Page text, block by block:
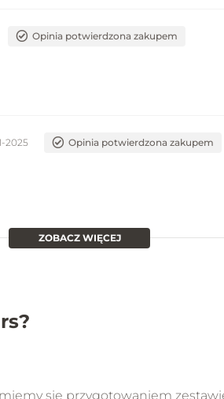
Opinia potwierdzona zakupem
2025 Opinia potwierdzona zakupem
ZOBACZ WIĘCEJ
się przygotowaniem